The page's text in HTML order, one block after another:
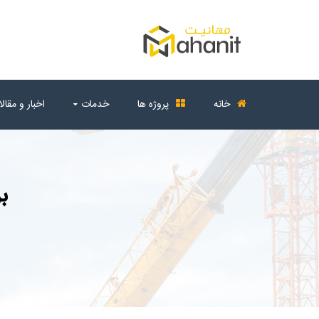
خانه پروژه ها خدمات اخبار و